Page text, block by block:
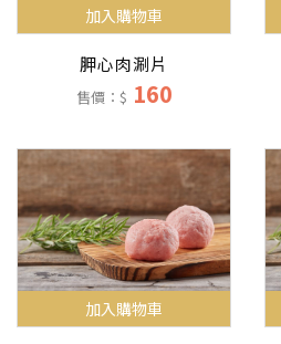
加入購物車
胛心肉涮片
售價：$ 160
加入購物車